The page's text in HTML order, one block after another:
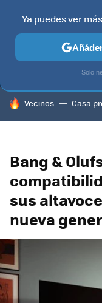
MENÚ
HOY SE HABLA DE
Vecinos Casa
Bang &
sus
nueva
Ya puedes ver
Solo